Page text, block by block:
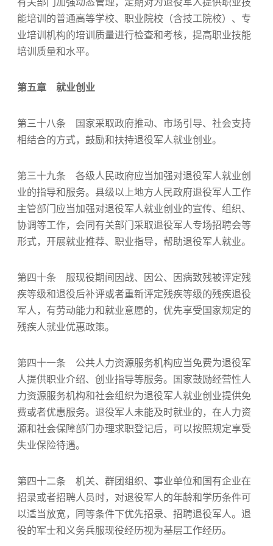
有关部门加强动态管理，定期对为退役军人提供职业技
能培训的普通高等学校、职业院校（含技工院校）、专
业培训机构的培训质量进行检查和考核，提高职业技能
培训质量和水平。
第五章 就业创业
第三十八条 国家采取政府推动、市场引导、社会支持
相结合的方式，鼓励和扶持退役军人就业创业。
第三十九条 各级人民政府应当加强对退役军人就业创
业的指导和服务。县级以上地方人民政府退役军人工作
主管部门应当加强对退役军人就业创业的宣传、组织、
协调等工作，会同有关部门采取退役军人专场招聘会等
形式，开展就业推荐、职业指导，帮助退役军人就业。
第四十条 服现役期间因战、因公、因病致残被评定残
疾等级和退役后补评或者重新评定残疾等级的残疾退役
军人，有劳动能力和就业意愿的，优先享受国家规定的
残疾人就业优惠政策。
第四十一条 公共人力资源服务机构应当免费为退役军
人提供职业介绍、创业指导等服务。国家鼓励经营性人
力资源服务机构和社会组织为退役军人就业创业提供免
费或者优惠服务。退役军人未能及时就业的，在人力资
源和社会保障部门办理求职登记后，可以按照规定享受
失业保险待遇。
第四十二条 机关、群团组织、事业单位和国有企业在
招录或者招聘人员时，对退役军人的年龄和学历条件可
以适当放宽，同等条件下优先招录、招聘退役军人。退
役的军士和义务兵服现役经历视为基层工作经历。